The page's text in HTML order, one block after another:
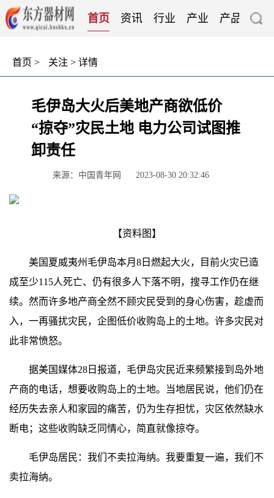
首页 资讯 行业 产业 产品 技术
首页 > 关注 > 详情
毛伊岛大火后美地产商欲低价
“掠夺”灾民土地 电力公司试图推
卸责任
来源：中国青年网 2023-08-30 20:32:46
【资料图】
美国夏威夷州毛伊岛本月8日燃起大火，目前火灾已造
成至少115人死亡、仍有很多人下落不明，搜寻工作仍在继
续。然而许多地产商全然不顾灾民受到的身心伤害，趁虚而
入，一再骚扰灾民，企图低价收购岛上的土地。许多灾民对
此非常愤怒。
据美国媒体28日报道，毛伊岛灾民近来频繁接到岛外地
产商的电话，想要收购岛上的土地。当地居民说，他们仍在
经历失去亲人和家园的痛苦，仍为生存担忧，灾区依然缺水
断电；这些收购缺乏同情心，简直就像掠夺。
毛伊岛居民：我们不卖拉海纳。我要重复一遍，我们不
卖拉海纳。